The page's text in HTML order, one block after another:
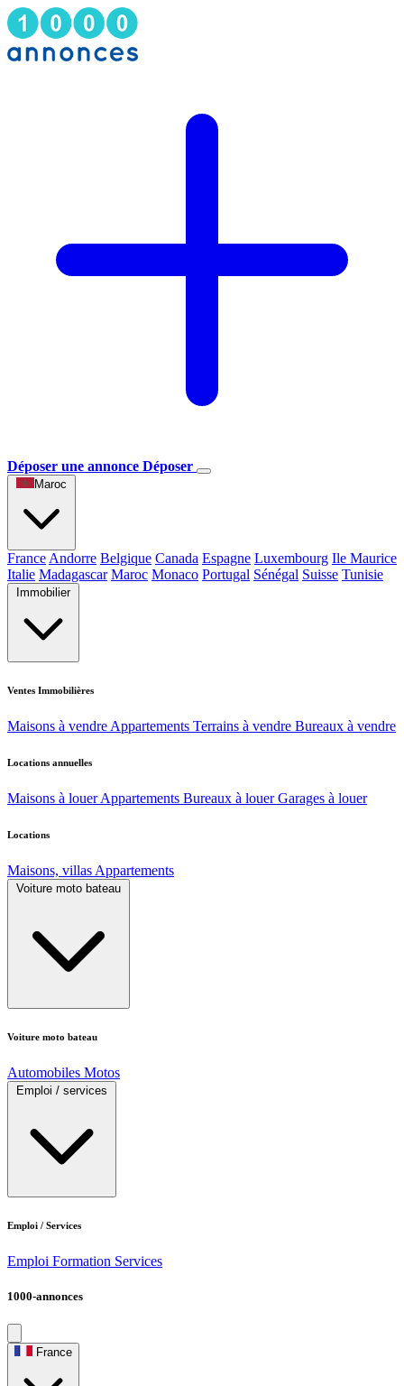
Déposer une annonce Déposer
Maroc
France Andorre Belgique Canada Espagne Luxembourg Ile Maurice
Italie Madagascar Maroc Monaco Portugal Sénégal Suisse Tunisie
Immobilier
Ventes Immobilières
Maisons à vendre Appartements Terrains à vendre Bureaux à vendre
Locations annuelles
Maisons à louer Appartements Bureaux à louer Garages à louer
Locations
Maisons, villas Appartements
Voiture moto bateau
Voiture moto bateau
Automobiles Motos
Emploi / services
Emploi / Services
Emploi Formation Services
1000-annonces
France